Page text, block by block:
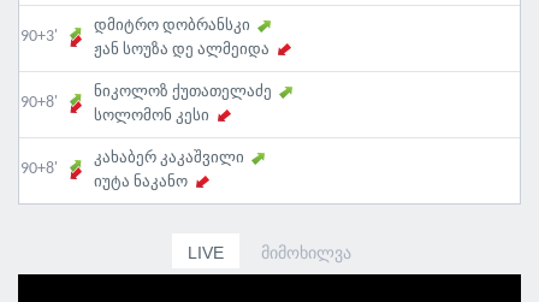
90+3'
დმიტრო დობრანსკი
ჟან სოუზა დე ალმეიდა
90+8'
ნიკოლოზ ქუთათელაძე
სოლომონ კესი
90+8'
კახაბერ კაკაშვილი
იუტა ნაკანო
LIVE ᲛᲘᲛᲝᲮᲘᲚᲕᲐ